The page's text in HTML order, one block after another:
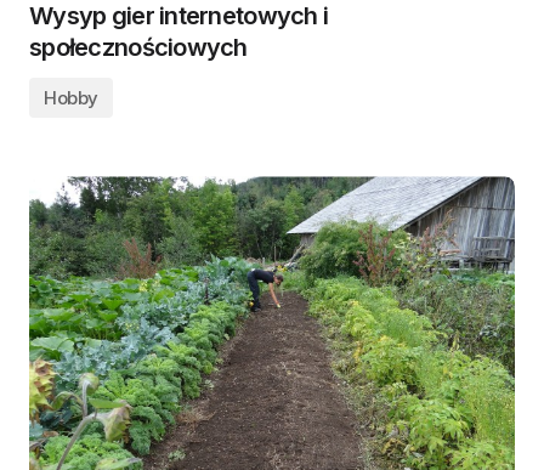
Wysyp gier internetowych i
społecznościowych
Hobby